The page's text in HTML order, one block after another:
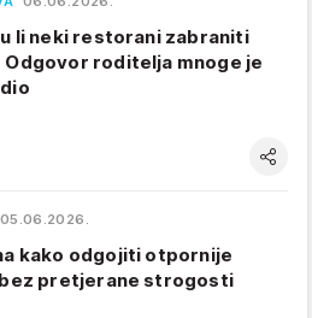
li neki restorani zabraniti
Odgovor roditelja mnoge je
05.06.2026.
kako odgojiti otpornije
pretjerane strogosti